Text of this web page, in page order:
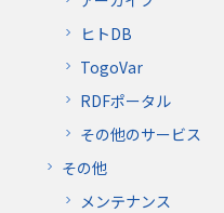
ヒトDB
TogoVar
RDFポータル
その他のサービス
その他
メンテナンス